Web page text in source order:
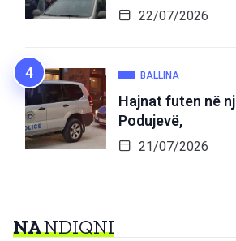
22/07/2026
BALLINA
Hajnat futen në
Podujevë,
21/07/2026
NANDIQNI